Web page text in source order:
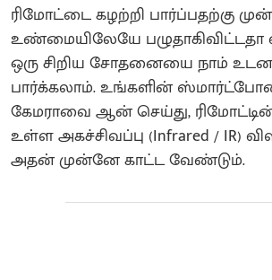
ரிமோட்டை கழற்றி பார்ப்பதற்கு
உண்மையிலேயே
ஒரு சிறிய சோதனையை நாம்
பார்க்கலாம். உங்களின்
கேமராவை ஆன் செய்து,
உள்ள அகச்சிவப்பு (Infrared / IR)
அதன் முன்னே காட்ட வேண்டும்.